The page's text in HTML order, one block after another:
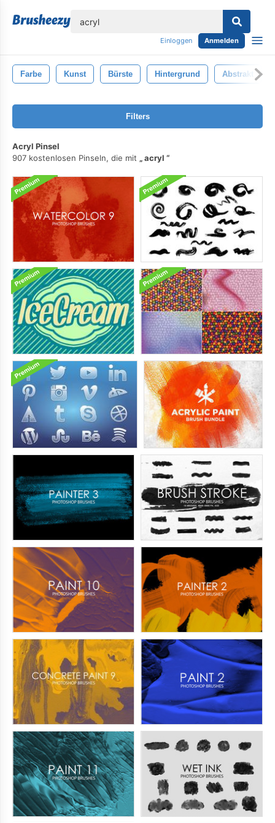
Einloggen Anmelden
Farbe Kunst Bürste Hintergrund Abstrakt
Filters
Acryl Pinsel
907 kostenlosen Pinseln, die mit
acryl